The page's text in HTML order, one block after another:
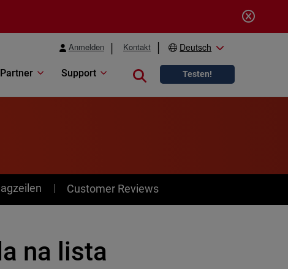
Anmelden Kontakt Deutsch
Partner Support Close search
Testen!
Customer Reviews
na lista